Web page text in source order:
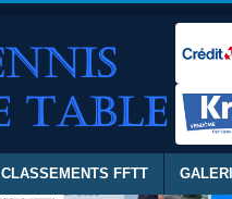
CLASSEMENTS FFTT